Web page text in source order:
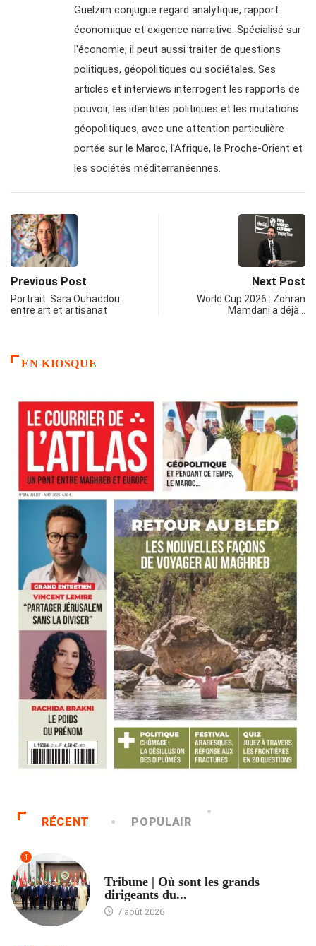
Guelzim conjugue regard analytique, rapport
économique et exigence narrative. Spécialisé sur
l'économie, il peut aussi traiter de questions
politiques, géopolitiques ou sociétales. Ses
articles et interviews interrogent les rapports de
pouvoir, les identités politiques et les mutations
géopolitiques, avec une attention particulière
portée sur le Maroc, l'Afrique, le Proche-Orient et
les sociétés méditerranéennes.
Previous Post
Portrait. Sara Ouhaddou
entre art et artisanat
Next Post
World Cup 2026 : Zohran
Mamdani a déjà…
EN KIOSQUE
RÉCENT POPULAIR
1
Tribune | Où sont les grands
dirigeants du...
7 août 2026